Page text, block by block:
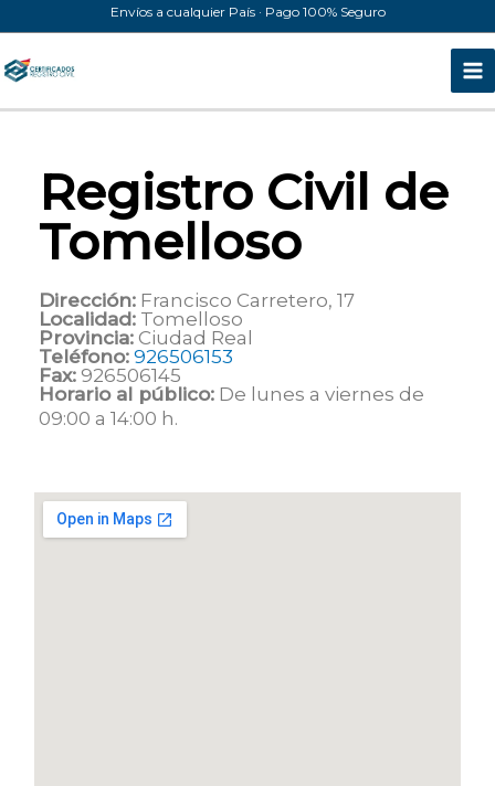
al
contenido
Envíos a cualquier País · Pago 100% Seguro
Registro Civil de
Tomelloso
Dirección: Francisco Carretero, 17
Localidad: Tomelloso
Provincia: Ciudad Real
Teléfono: 926506153
Fax: 926506145
Horario al público: De lunes a viernes de
09:00 a 14:00 h.